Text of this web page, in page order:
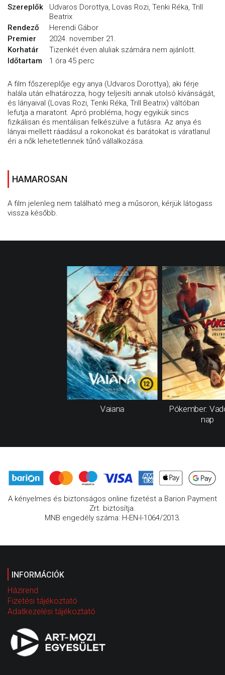
Szereplők
Udvaros Dorottya, Lovas Rozi, Tenki Réka, Trill
Beatrix
Rendező
Herendi Gábor
Premier
2024. november 21.
Korhatár
Tizenkét éven aluliak számára nem ajánlott.
Időtartam
1 óra 45 perc
A film főszereplője egy anya (Udvaros Dorottya), aki férje
halála után elhatározza, hogy teljesíti annak utolsó kívánságát,
és lányaival (Lovas Rozi, Tenki Réka, Trill Beatrix) váltóban
lefutja a maratont. Apró probléma, hogy egyikük sincs
fizikálisan és mentálisan felkészülve a futásra. Az anya és
lányai mellett ráadásul a rokonokat és barátokat is váratlanul
éri a nők lehetetlennek tűnő vállalkozása.
HAMAROSAN
A film jelenleg nem található meg a műsoron, kérjük látogass
vissza később.
Vaiana
Pókember:
nap
A kényelmes és biztonságos online fizetést a Barion Payment
Zrt. biztosítja.
MNB engedély száma: H-EN-I-1064/2013.
INFORMÁCIÓK
Házirend
Fizetési tájékoztató
Adatkezelési tájékoztató